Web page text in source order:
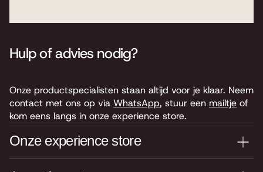
Hulp of advies nodig?
Onze productspecialisten staan altijd voor je klaar. Neem
contact met ons op via WhatsApp, stuur een mailtje of
kom eens langs in onze experience store.
Onze experience store